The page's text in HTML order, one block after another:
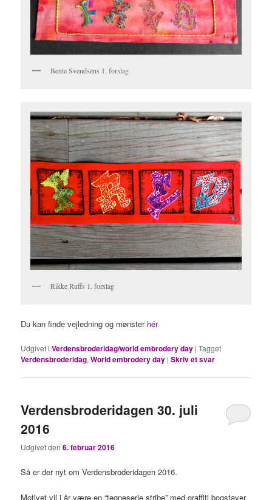
Bente Svendsens 1. forslag
Rikke Ruffs 1. forslag
Du kan finde vejledning og mønster hér
Udgivet i Verdensbroderidag/world embrodery day |Tagget
Verdensbroderidag,World embrodery day |Skriv et svar
Verdensbroderidagen 30. juli
2016
Udgivet den6. februar 2016
Så er der nyt om Verdensbroderidagen 2016.
Motivet vil i år være en “tegneserie stribe” med graffiti bogstaver